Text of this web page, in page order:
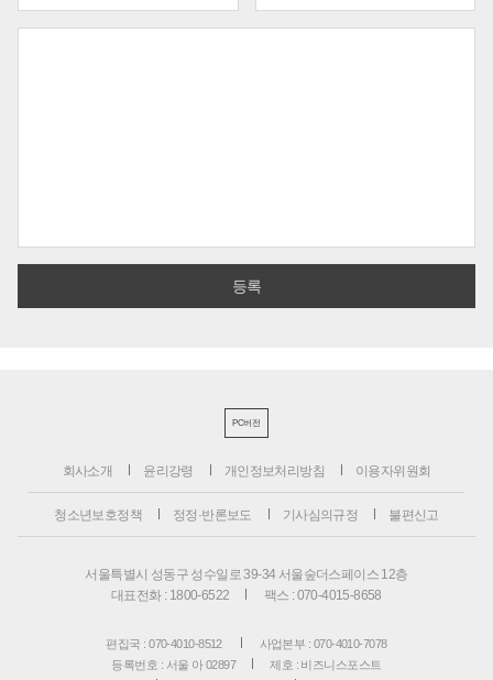
PC버전
회사소개 윤리강령 개인정보처리방침 이용자위원회
청소년보호정책 정정·반론보도 기사심의규정 불편신고
서울특별시 성동구 성수일로 39-34 서울숲더스페이스 12층
대표전화 : 1800-6522
팩스 : 070-4015-8658
편집국 : 070-4010-8512
사업본부 : 070-4010-7078
등록번호 : 서울 아 02897
제호 : 비즈니스포스트